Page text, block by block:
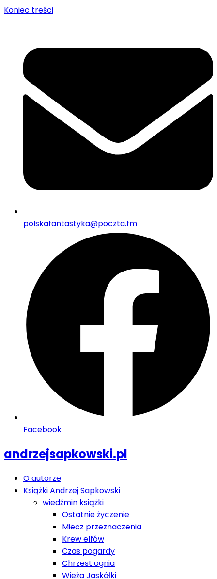
Koniec treści
polskafantastyka@poczta.fm
Facebook
andrzejsapkowski.pl
O autorze
Książki Andrzej Sapkowski
wiedźmin książki
Ostatnie życzenie
Miecz przeznaczenia
Krew elfów
Czas pogardy
Chrzest ognia
Wieża Jaskółki